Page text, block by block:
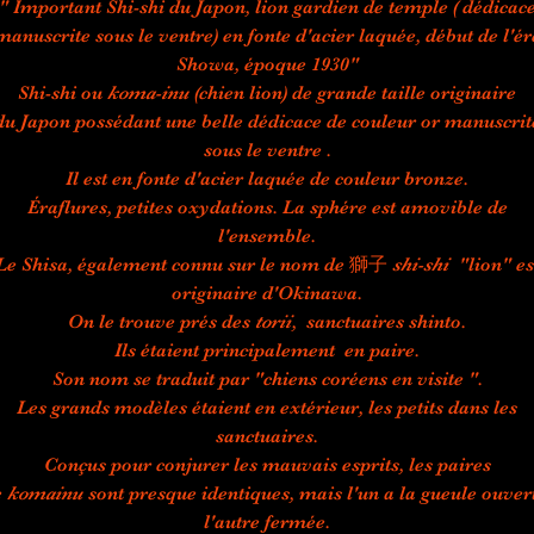
Important Shi-shi du Japon, lion gardien de temple (
sous le ventre) en fonte d'acier laquée, début de
Showa, époque 1930"
Shi-shi ou koma-inu (chien lion) de grande taille originaire
Japon possédant une belle dédicace de couleur or
sous le ventre .
Il est en fonte d'acier laquée de couleur bronze.
Éraflures, petites oxydations. La sphére est amovible de
l'ensemble.
Shisa, également connu sur le nom de 獅子 shi-shi"lion"
originaire d'Okinawa.
On le trouve prés des torii, sanctuaires shinto.
Ils étaient principalement en paire.
Son nom se traduit par "chiens coréens en visite ".
Les grands modèles étaient en extérieur, les petits dans les
sanctuaires.
Conçus pour conjurer les mauvais esprits, les paires
komainu sont presque identiques, mais l'un a la gueule
l'autre fermée.